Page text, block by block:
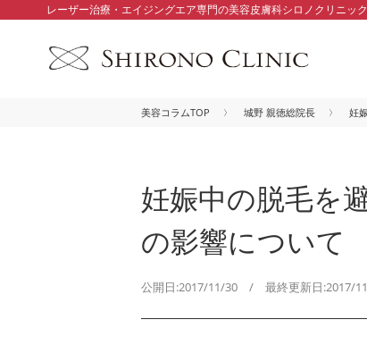
レーザー治療・エイジングエア専門の美容皮膚科シロノクリニック
美容コラムTOP 城野 親徳総院長 妊
妊娠中の脱毛を
の影響について
公開日:2017/11/30 / 最終更新日:2017/